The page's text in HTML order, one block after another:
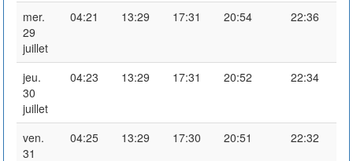
mer.
29
juillet
04:21 13:29 17:31 20:54 22:36
jeu.
30
juillet
04:23 13:29 17:31 20:52 22:34
ven.
31
04:25 13:29 17:30 20:51 22:32